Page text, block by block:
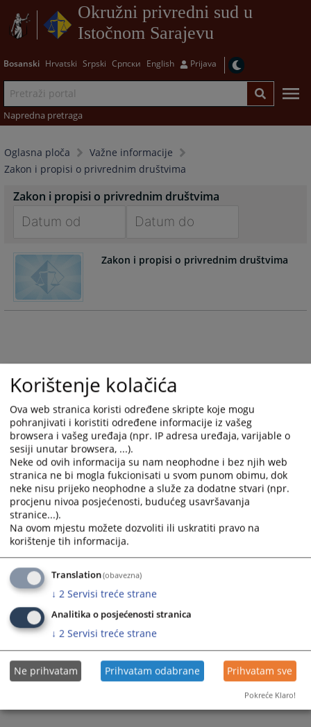
Okružni privredni sud u
Istočnom Sarajevu
Bosanski Hrvatski Srpski Српски English Prijava
Napredna pretraga
Oglasna ploča
Važne informacije
Zakon i propisi o privrednim društvima
Zakon i propisi o privrednim društvima
forward
interact
with
select
a
Press
the
question
mark
key
to
get
the
keyboard
shortcuts
for
changing
dates.
forward
select
a
Press
the
question
mark
key
to
get
keyboard
changing
dates.
Zakon i propisi o privrednim društvima
Korištenje kolačića
Ova web stranica koristi određene skripte koje mogu
pohranjivati i koristiti određene informacije iz vašeg
browsera i vašeg uređaja (npr. IP adresa uređaja, varijable o
sesiji unutar browsera, ...).
Neke od ovih informacija su nam neophodne i bez njih web
stranica ne bi mogla fukcionisati u svom punom obimu, dok
neke nisu prijeko neophodne a služe za dodatne stvari (npr.
procjenu nivoa posjećenosti, budućeg usavršavanja
stranice...).
Na ovom mjestu možete dozvoliti ili uskratiti pravo na
korištenje tih informacija.
Translation(obavezna)
↓ 2 Servisi treće strane
Analitika o posjećenosti stranica
↓ 2 Servisi treće strane
Ne prihvatam Prihvatam odabrane Prihvatam sve
Pokreće Klaro!